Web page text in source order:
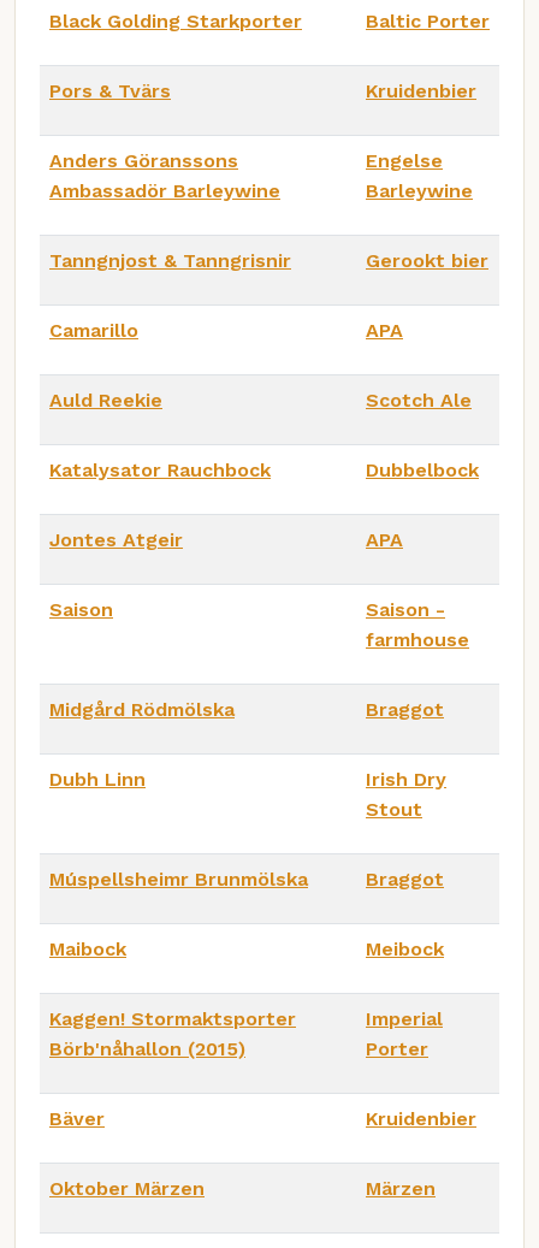
Black Golding Starkporter Baltic Porter
Pors & Tvärs Kruidenbier
Anders Göranssons
Ambassadör Barleywine
Engelse
Barleywine
Tanngnjost & Tanngrisnir Gerookt bier
Camarillo APA
Auld Reekie Scotch Ale
Katalysator Rauchbock Dubbelbock
Jontes Atgeir APA
Saison
Saison -
farmhouse
Midgård Rödmölska Braggot
Dubh Linn
Irish Dry
Stout
Múspellsheimr Brunmölska Braggot
Maibock Meibock
Kaggen! Stormaktsporter
Börb'nåhallon (2015)
Imperial
Porter
Bäver Kruidenbier
Oktober Märzen Märzen